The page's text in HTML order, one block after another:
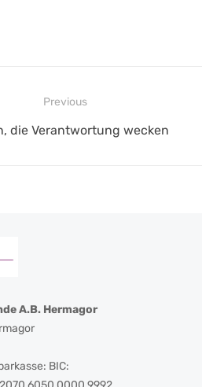
Previous
die Verantwortung wecken
A.B. Hermagor
BIC: